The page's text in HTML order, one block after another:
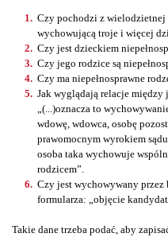
Czy pochodzi z
wychowującą troje i więcej
Czy jest dzieckiem
Czy jego rodzice są
Czy ma niepełnosprawne
Jak wyglądają relacje
„(...)oznacza to
wdowę, wdowca, osobę
prawomocnym wyrokiem
osoba taka wychowuje
rodzicem”.
Czy jest wychowywany
formularza: „objęcie
Takie dane trzeba podać, aby